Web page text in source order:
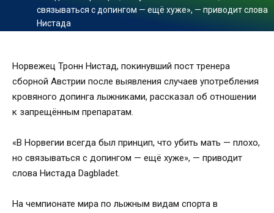
связываться с допингом — ещё хуже», — приводит слова
Нистада
Норвежец Тронн Нистад, покинувший пост тренера
сборной Австрии после выявления случаев употребления
кровяного допинга лыжниками, рассказал об отношении
к запрещённым препаратам.
«В Норвегии всегда был принцип, что убить мать — плохо,
но связываться с допингом — ещё хуже», — приводит
слова Нистада Dagbladet.
На чемпионате мира по лыжным видам спорта в